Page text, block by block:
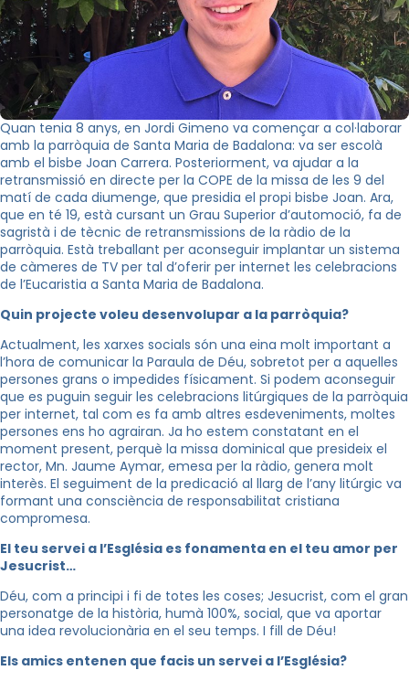
Quan tenia 8 anys, en Jordi Gimeno va començar a col·laborar
amb la parròquia de Santa Maria de Badalona: va ser escolà
amb el bisbe Joan Carrera. Posteriorment, va ajudar a la
retransmissió en directe per la COPE de la missa de les 9 del
matí de cada diumenge, que presidia el propi bisbe Joan. Ara,
que en té 19, està cursant un Grau Superior d’automoció, fa de
sagristà i de tècnic de retransmissions de la ràdio de la
parròquia. Està treballant per aconseguir implantar un sistema
de càmeres de TV per tal d’oferir per internet les celebracions
de l’Eucaristia a Santa Maria de Badalona.
Quin projecte voleu desenvolupar a la parròquia?
Actualment, les xarxes socials són una eina molt important a
l’hora de comunicar la Paraula de Déu, sobretot per a aquelles
persones grans o impedides físicament. Si podem aconseguir
que es puguin seguir les celebracions litúrgiques de la parròquia
per internet, tal com es fa amb altres esdeveniments, moltes
persones ens ho agrairan. Ja ho estem constatant en el
moment present, perquè la missa dominical que presideix el
rector, Mn. Jaume Aymar, emesa per la ràdio, genera molt
interès. El seguiment de la predicació al llarg de l’any litúrgic va
formant una consciència de responsabilitat cristiana
compromesa.
El teu servei a l’Església es fonamenta en el teu amor per
Jesucrist…
Déu, com a principi i fi de totes les coses; Jesucrist, com el gran
personatge de la història, humà 100%, social, que va aportar
una idea revolucionària en el seu temps. I fill de Déu!
Els amics entenen que facis un servei a l’Església?